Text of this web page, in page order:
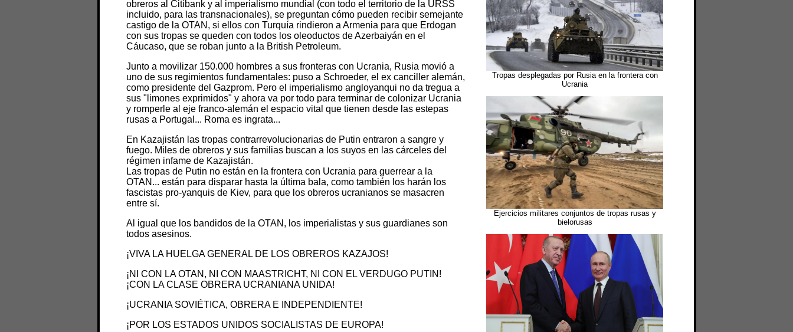
obreros al Citibank y al imperialismo mundial (con todo el territorio de la URSS
incluido, para las transnacionales), se preguntan cómo pueden recibir semejante
castigo de la OTAN, si ellos con Turquía rindieron a Armenia para que Erdogan
con sus tropas se queden con todos los oleoductos de Azerbaiyán en el
Cáucaso, que se roban junto a la British Petroleum.
Junto a movilizar 150.000 hombres a sus fronteras con Ucrania, Rusia movió a
uno de sus regimientos fundamentales: puso a Schroeder, el ex canciller alemán,
como presidente del Gazprom. Pero el imperialismo angloyanqui no da tregua a
sus "limones exprimidos" y ahora va por todo para terminar de colonizar Ucrania
y romperle al eje franco-alemán el espacio vital que tienen desde las estepas
rusas a Portugal... Roma es ingrata...
En Kazajistán las tropas contrarrevolucionarias de Putin entraron a sangre y
fuego. Miles de obreros y sus familias buscan a los suyos en las cárceles del
régimen infame de Kazajistán.
Las tropas de Putin no están en la frontera con Ucrania para guerrear a la
OTAN... están para disparar hasta la última bala, como también los harán los
fascistas pro-yanquis de Kiev, para que los obreros ucranianos se masacren
entre sí.
Al igual que los bandidos de la OTAN, los imperialistas y sus guardianes son
todos asesinos.
¡VIVA LA HUELGA GENERAL DE LOS OBREROS KAZAJOS!
¡NI CON LA OTAN, NI CON MAASTRICHT, NI CON EL VERDUGO PUTIN!
¡CON LA CLASE OBRERA UCRANIANA UNIDA!
¡UCRANIA SOVIÉTICA, OBRERA E INDEPENDIENTE!
¡POR LOS ESTADOS UNIDOS SOCIALISTAS DE EUROPA!
Tropas desplegadas por Rusia en la frontera con
Ucrania
Ejercicios militares conjuntos de tropas rusas y
bielorusas